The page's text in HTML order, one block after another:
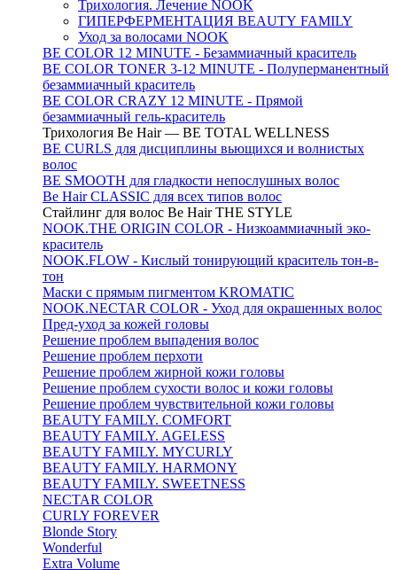
Трихология. Лечение NOOK
ГИПЕРФЕРМЕНТАЦИЯ BEAUTY FAMILY
Уход за волосами NOOK
BE COLOR 12 MINUTE - Безаммиачный краситель
BE COLOR TONER 3-12 MINUTE - Полуперманентный
безаммиачный краситель
BE COLOR CRAZY 12 MINUTE - Прямой
безаммиачный гель-краситель
Трихология Be Hair — BE TOTAL WELLNESS
BE CURLS для дисциплины вьющихся и волнистых
волос
BE SMOOTH для гладкости непослушных волос
Be Hair CLASSIC для всех типов волос
Стайлинг для волос Be Hair THE STYLE
NOOK.THE ORIGIN COLOR - Низкоаммиачный эко-
краситель
NOOK.FLOW - Кислый тонирующий краситель тон-в-
тон
Маски с прямым пигментом KROMATIC
NOOK.NECTAR COLOR - Уход для окрашенных волос
Пред-уход за кожей головы
Решение проблем выпадения волос
Решение проблем перхоти
Решение проблем жирной кожи головы
Решение проблем сухости волос и кожи головы
Решение проблем чувствительной кожи головы
BEAUTY FAMILY. COMFORT
BEAUTY FAMILY. AGELESS
BEAUTY FAMILY. MYCURLY
BEAUTY FAMILY. HARMONY
BEAUTY FAMILY. SWEETNESS
NECTAR COLOR
CURLY FOREVER
Blonde Story
Wonderful
Extra Volume